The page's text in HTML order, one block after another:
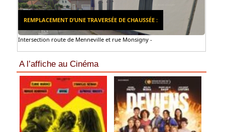
REMPLACEMENT D’UNE TRAVERSÉE DE CHAUSSÉE :
Intersection route de Menneville et rue Monsigny -
A l’affiche au Cinéma